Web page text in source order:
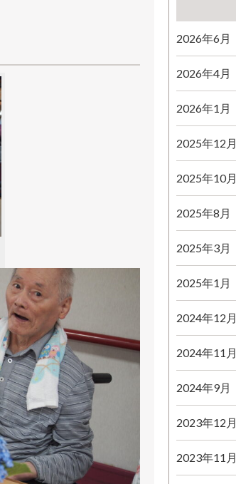
2026年6月
2026年4月
2026年1月
2025年12月
2025年10月
2025年8月
2025年3月
2025年1月
2024年12月
2024年11月
2024年9月
2023年12月
2023年11月